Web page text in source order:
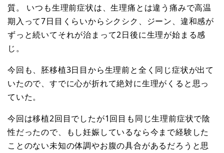
質。 いつも生理前症状は、生理痛とは違う痛みで高温
期入って7日目くらいからシクシク、ジーン、違和感が
ずっと続いてそれが治まって2日後に生理が始まる感
じ。
今回も、胚移植3日目から生理前と全く同じ症状が出て
いたので、すでに心が折れて絶対に生理がくると思っ
ていた。
今回は移植2回目でしたが1回目も同じ生理前症状で陰
性だったので、もし妊娠しているなら今まで経験した
ことのない未知の体調やお腹の具合があるだろうと思